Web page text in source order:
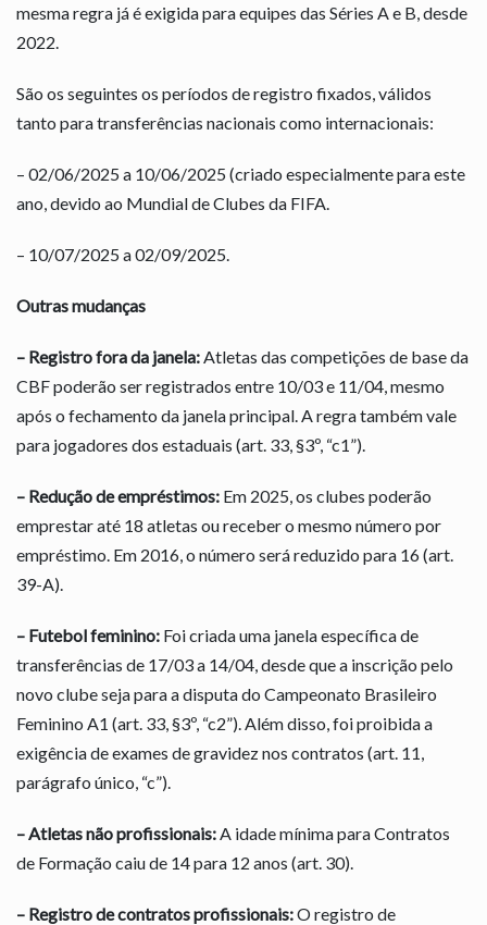
mesma regra já é exigida para equipes das Séries A e B, desde
2022.
São os seguintes os períodos de registro fixados, válidos
tanto para transferências nacionais como internacionais:
– 02/06/2025 a 10/06/2025 (criado especialmente para este
ano, devido ao Mundial de Clubes da FIFA.
– 10/07/2025 a 02/09/2025.
Outras mudanças
– Registro fora da janela: Atletas das competições de base da
CBF poderão ser registrados entre 10/03 e 11/04, mesmo
após o fechamento da janela principal. A regra também vale
para jogadores dos estaduais (art. 33, §3º, “c1”).
– Redução de empréstimos: Em 2025, os clubes poderão
emprestar até 18 atletas ou receber o mesmo número por
empréstimo. Em 2016, o número será reduzido para 16 (art.
39-A).
– Futebol feminino: Foi criada uma janela específica de
transferências de 17/03 a 14/04, desde que a inscrição pelo
novo clube seja para a disputa do Campeonato Brasileiro
Feminino A1 (art. 33, §3º, “c2”). Além disso, foi proibida a
exigência de exames de gravidez nos contratos (art. 11,
parágrafo único, “c”).
– Atletas não profissionais: A idade mínima para Contratos
de Formação caiu de 14 para 12 anos (art. 30).
– Registro de contratos profissionais:O registro de